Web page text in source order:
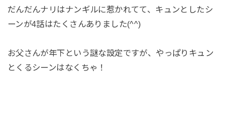
だんだんナリはナンギルに惹かれてて、キュンとしたシ
ーンが4話はたくさんありました(^^)
お父さんが年下という謎な設定ですが、やっぱりキュン
とくるシーンはなくちゃ！